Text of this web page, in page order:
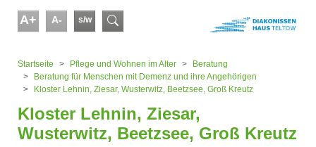
A+ A- s/w Suchformular
Startseite
Pflege und Wohnen im Alter
Beratung
Beratung für Menschen mit Demenz und ihre Angehörigen
Kloster Lehnin, Ziesar, Wusterwitz, Beetzsee, Groß Kreutz
Kloster Lehnin, Ziesar,
Wusterwitz, Beetzsee, Groß Kreutz